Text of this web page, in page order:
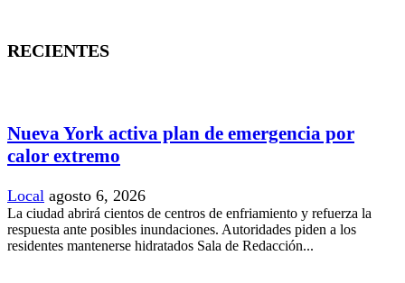
RECIENTES
Nueva York activa plan de emergencia por
calor extremo
Local agosto 6, 2026
La ciudad abrirá cientos de centros de enfriamiento y refuerza la
respuesta ante posibles inundaciones. Autoridades piden a los
residentes mantenerse hidratados Sala de Redacción...